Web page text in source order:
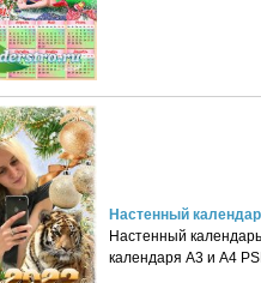
Настенный
Настенный
календаря А3 и А4